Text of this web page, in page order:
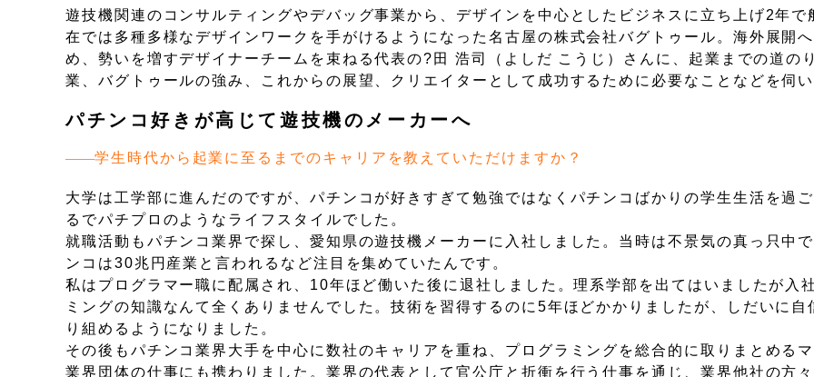
遊技機関連のコンサルティングやデバッグ事業から、デザインを中心としたビジネスに立ち上げ2年で
在では多種多様なデザインワークを手がけるようになった名古屋の株式会社バグトゥール。海外展開
め、勢いを増すデザイナーチームを束ねる代表の?田 浩司（よしだ こうじ）さんに、起業までの道の
業、バグトゥールの強み、これからの展望、クリエイターとして成功するために必要なことなどを伺い
パチンコ好きが高じて遊技機のメーカーへ
学生時代から起業に至るまでのキャリアを教えていただけますか？
大学は工学部に進んだのですが、パチンコが好きすぎて勉強ではなくパチンコばかりの学生生活を過
るでパチプロのようなライフスタイルでした。
就職活動もパチンコ業界で探し、愛知県の遊技機メーカーに入社しました。当時は不景気の真っ只中
ンコは30兆円産業と言われるなど注目を集めていたんです。
私はプログラマー職に配属され、10年ほど働いた後に退社しました。理系学部を出てはいましたが入
ミングの知識なんて全くありませんでした。技術を習得するのに5年ほどかかりましたが、しだいに自
り組めるようになりました。
その後もパチンコ業界大手を中心に数社のキャリアを重ね、プログラミングを総合的に取りまとめる
業界団体の仕事にも携わりました。業界の代表として官公庁と折衝を行う仕事を通じ、業界他社の方